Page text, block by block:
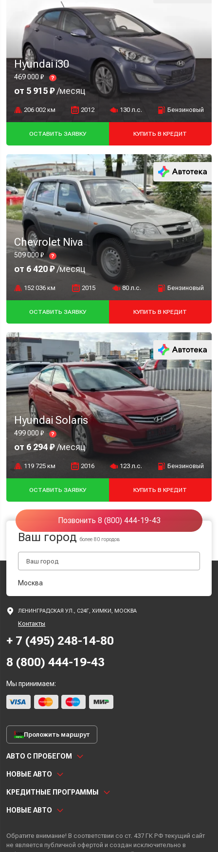
Hyundai i30
469 000 ₽ ?
от 5 915 ₽/месяц
206 002 км 2012 130 л.с. Бензиновый
ОСТАВИТЬ ЗАЯВКУ КУПИТЬ В КРЕДИТ
Chevrolet Niva
509 000 ₽ ?
от 6 420 ₽/месяц
152 036 км 2015 80 л.с. Бензиновый
ОСТАВИТЬ ЗАЯВКУ КУПИТЬ В КРЕДИТ
Hyundai Solaris
499 000 ₽ ?
от 6 294 ₽/месяц
119 725 км 2016 123 л.с. Бензиновый
ОСТАВИТЬ ЗАЯВКУ КУПИТЬ В КРЕДИТ
Позвонить 8 (800) 444-19-43
Ваш городболее 80 городов
Москва
ЛЕНИНГРАДСКАЯ УЛ., С24Г, ХИМКИ, МОСКВА
Контакты
+ 7 (495) 248-14-80
8 (800) 444-19-43
Мы принимаем:
Проложить маршрут
АВТО С ПРОБЕГОМ
НОВЫЕ АВТО
КРЕДИТНЫЕ ПРОГРАММЫ
НОВЫЕ АВТО
Обратите внимание! В соответствии со ст. 437 ГК РФ текущий сайт
не является публичной офертой и создан исключительно в